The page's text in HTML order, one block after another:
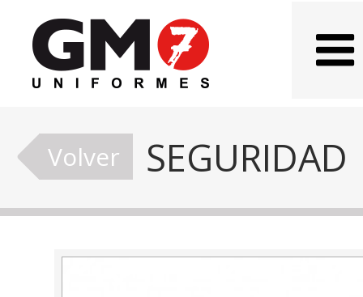
Volver SEGURIDAD